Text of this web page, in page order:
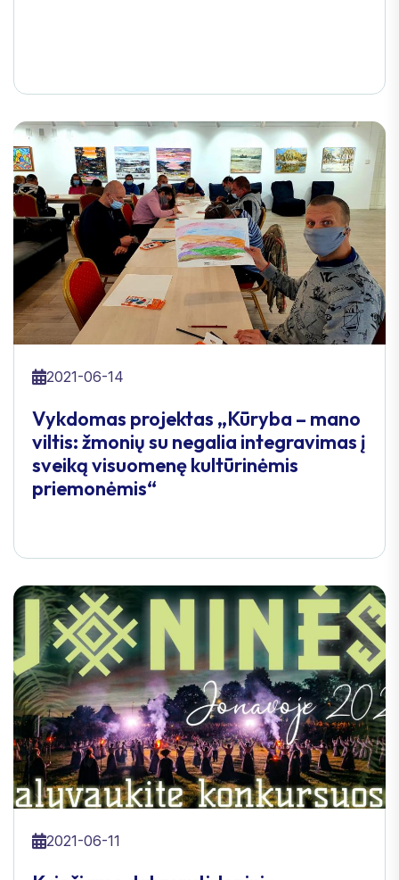
2021-06-14
Vykdomas projektas „Kūryba – mano
viltis: žmonių su negalia integravimas į
sveiką visuomenę kultūrinėmis
priemonėmis“
2021-06-11